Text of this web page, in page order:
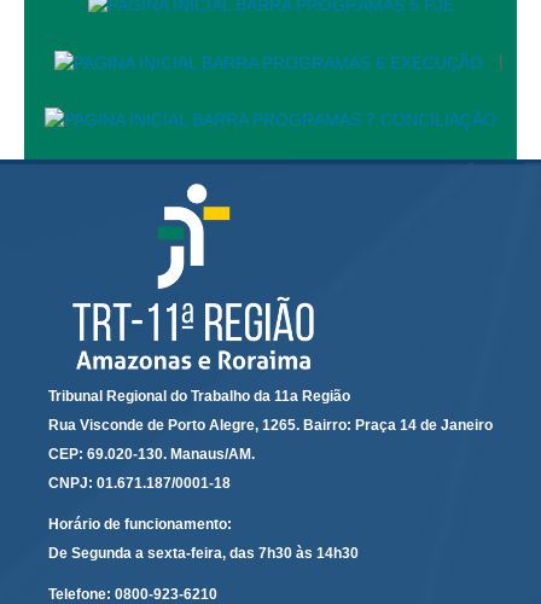
Inscrição para mediação e conciliação – Cejusc 1º e 2º
Perguntas Frequentes
Portal Execução
Portal Proad
Portal dos Precatórios e Requisições de
Pequeno Valor
Programa Aprendizagem
Protocolo Eletrônico
Suspensão e Prorrogação de Prazos
Busca Geral
Portal de Doações do TRT11
Estatísticas
Pesquisa de metas Nacionais
|
Tribunal Regional do Trabalho da 11a Região
Rua Visconde de Porto Alegre, 1265. Bairro: Praça 14 de Janeiro
CEP: 69.020-130. Manaus/AM.
CNPJ: 01.671.187/0001-18
Horário de funcionamento:
De Segunda a sexta-feira, das 7h30 às 14h30
Telefone: 0800-923-6210